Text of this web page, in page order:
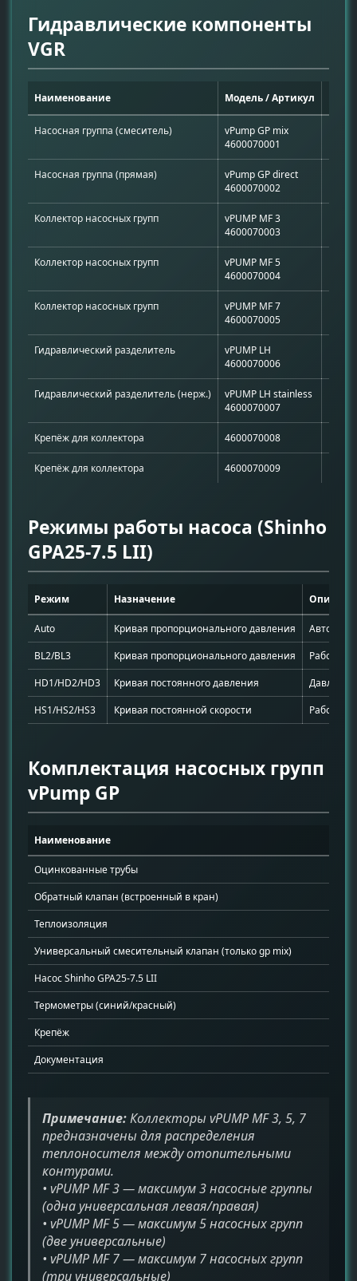
Гидравлические компоненты
VGR
Наименование Модель / Артикул
Насосная группа (смеситель)
vPump GP mix
4600070001
Насосная группа (прямая)
vPump GP direct
4600070002
Коллектор насосных групп
vPUMP MF 3
4600070003
Коллектор насосных групп
vPUMP MF 5
4600070004
Коллектор насосных групп
vPUMP MF 7
4600070005
Гидравлический разделитель
vPUMP LH
4600070006
Гидравлический разделитель (нерж.)
vPUMP LH stainless
4600070007
Крепёж для коллектора 4600070008
Крепёж для коллектора 4600070009
Режимы работы насоса (Shinho
GPA25-7.5 LII)
Режим Назначение
Auto Кривая пропорционального давления
BL2/BL3
Кривая пропорционального давления
Рабочая
HD1/HD2/HD3
Кривая постоянного давления
Давление
HS1/HS2/HS3
Кривая постоянной скорости Работа с
Комплектация насосных групп
vPump GP
Наименование
Оцинкованные трубы
Обратный клапан (встроенный в кран)
Теплоизоляция
Универсальный смесительный клапан (только gp mix)
Насос Shinho GPA25-7.5 LII
Термометры (синий/красный)
Крепёж
Документация
Примечание:Коллекторы vPUMP MF 3, 5, 7
предназначены для распределения
теплоносителя между отопительными
контурами.
• vPUMP MF 3 — максимум 3 насосные группы
(одна универсальная левая/правая)
• vPUMP MF 5 — максимум 5 насосных групп
(две универсальные)
• vPUMP MF 7 — максимум 7 насосных групп
(три универсальные)